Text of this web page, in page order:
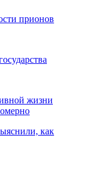
прионов
жизни
как